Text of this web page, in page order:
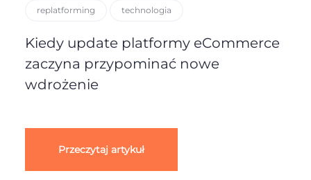
replatforming technologia
Kiedy update platformy eCommerce
zaczyna przypominać nowe
wdrożenie
Przeczytaj artykuł